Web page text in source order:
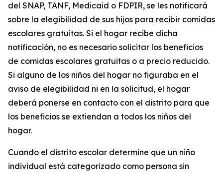
del SNAP, TANF, Medicaid o FDPIR, se les notificará
sobre la elegibilidad de sus hijos para recibir comidas
escolares gratuitas. Si el hogar recibe dicha
notificación, no es necesario solicitar los beneficios
de comidas escolares gratuitas o a precio reducido.
Si alguno de los niños del hogar no figuraba en el
aviso de elegibilidad ni en la solicitud, el hogar
deberá ponerse en contacto con el distrito para que
los beneficios se extiendan a todos los niños del
hogar.
Cuando el distrito escolar determine que un niño
individual está categorizado como persona sin